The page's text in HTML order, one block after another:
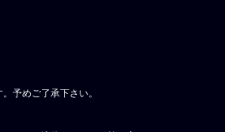
予めご了承下さい。